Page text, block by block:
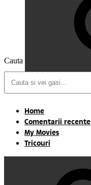
Cauta
Home
Comentarii recente
My Movies
Tricouri